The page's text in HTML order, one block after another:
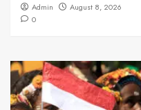
Admin
August 8, 2026
0